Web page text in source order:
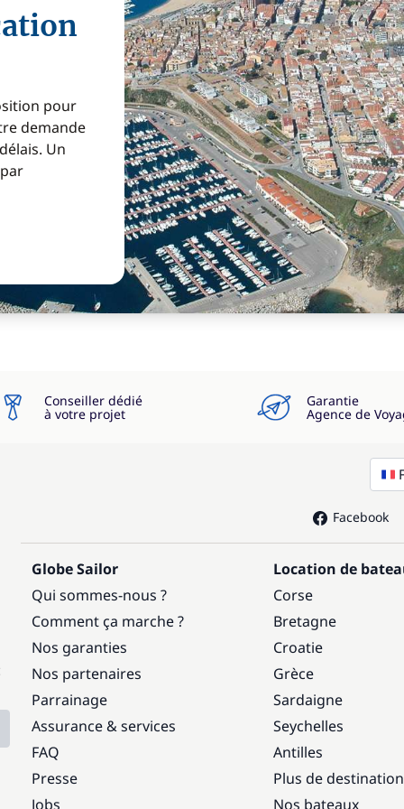
pour
demande
Un
Conseiller dédié
à votre projet
Garantie
Agence de
Facebook
Globe Sailor
Qui sommes-nous ?
Comment ça marche ?
Nos garanties
Nos partenaires
Parrainage
Assurance & services
FAQ
Presse
Jobs
Location de
Corse
Bretagne
Croatie
Grèce
Sardaigne
Seychelles
Antilles
Plus de
Nos bateaux